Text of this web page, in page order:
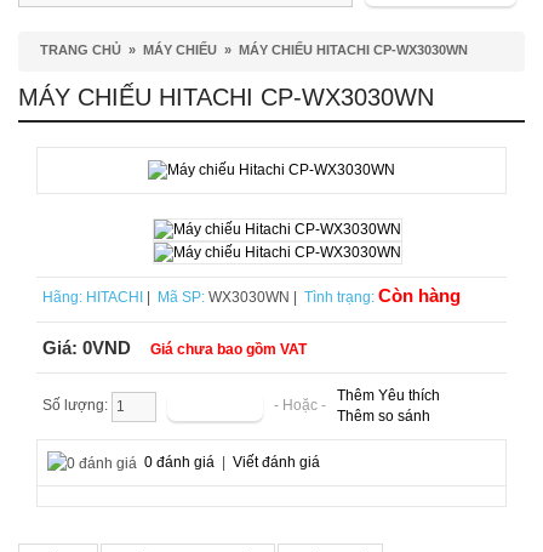
TRANG CHỦ » MÁY CHIẾU » MÁY CHIẾU HITACHI CP-WX3030WN
MÁY CHIẾU HITACHI CP-WX3030WN
Hãng: HITACHI Mã SP: WX3030WN | Tình trạng: Còn hàng
Giá: 0VND Giá chưa bao gồm VAT
Số lượng: - Hoặc -
Thêm Yêu thích
Thêm so sánh
0 đánh giá Viết đánh giá